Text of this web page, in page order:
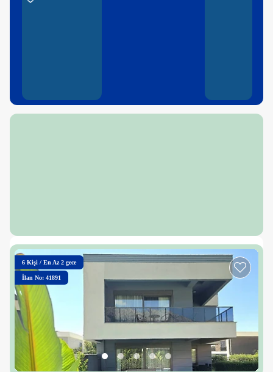
6 Kişi / En Az 2 gece
İlan No: 41891